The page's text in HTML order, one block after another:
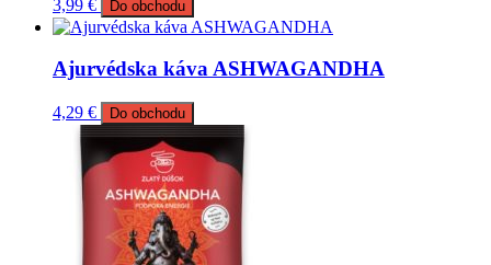
3,99 € Do obchodu
Ajurvédska káva ASHWAGANDHA
4,29 € Do obchodu